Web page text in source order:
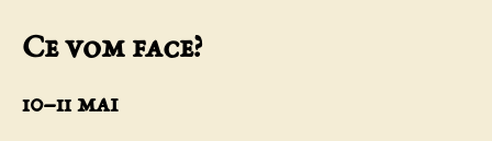
Ce vom face?
10–11 mai